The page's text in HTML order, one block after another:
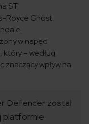
ST,
Royce Ghost,
e.
w napęd
który – według
znaczący wpływ na
Defender został
platformie